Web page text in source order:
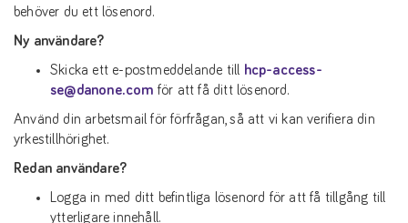
behöver du ett lösenord.
Ny användare?
Skicka ett e-postmeddelande till
hcp-access-
se@danone.com för att få ditt lösenord.
Använd din arbetsmail för förfrågan, så att vi kan verifiera din
yrkestillhörighet.
Redan användare?
Logga in med ditt befintliga lösenord för att få tillgång till
ytterligare innehåll.